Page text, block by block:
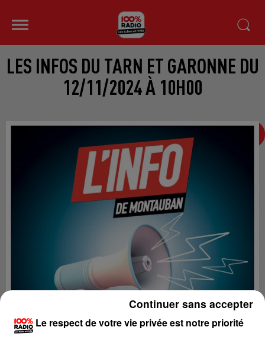
LES INFOS DU TARN ET GARONNE DU
12/11/2024 À 10H00
Le respect de votre vie privée est notre priorité
Continuer sans accepter